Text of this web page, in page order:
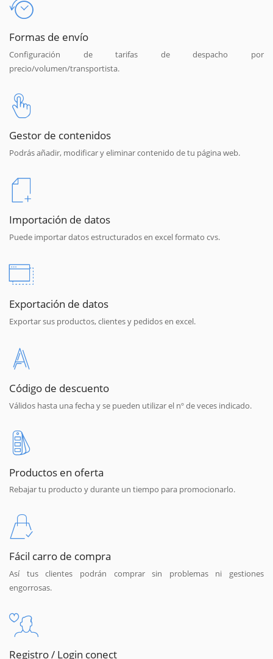
Formas de envío
Configuración de tarifas de despacho por
precio/volumen/transportista.
Gestor de contenidos
Podrás añadir, modificar y eliminar contenido de tu página web.
Importación de datos
Puede importar datos estructurados en excel formato cvs.
Exportación de datos
Exportar sus productos, clientes y pedidos en excel.
Código de descuento
Válidos hasta una fecha y se pueden utilizar el nº de veces indicado.
Productos en oferta
Rebajar tu producto y durante un tiempo para promocionarlo.
Fácil carro de compra
Así tus clientes podrán comprar sin problemas ni gestiones
engorrosas.
Registro / Login conect